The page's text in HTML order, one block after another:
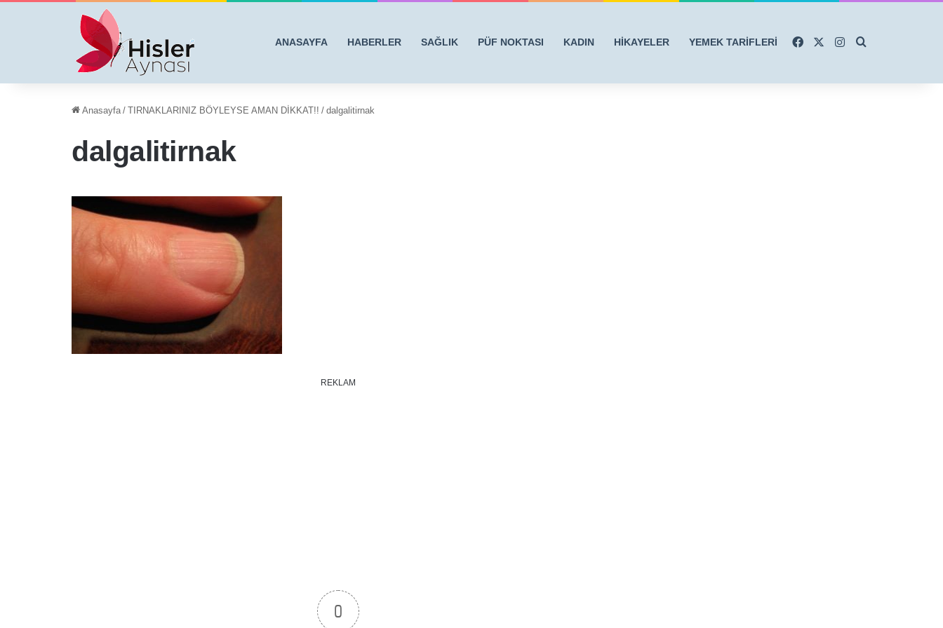
ANASAYFA HABERLER SAĞLIK PÜF NOKTASI KADIN HİKAYELER YEMEK TARİFLERİ FacebookInstagram
Anasayfa / TIRNAKLARINIZ BÖYLEYSE AMAN DİKKAT!! / dalgalitirnak
dalgalitirnak
REKLAM
0